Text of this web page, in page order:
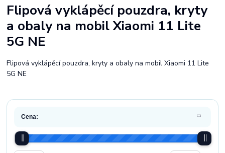
Flipová vyklápěcí pouzdra, kryty
a obaly na mobil Xiaomi 11 Lite
5G NE
Flipová vyklápěcí pouzdra, kryty a obaly na mobil Xiaomi 11 Lite
5G NE
Cena: